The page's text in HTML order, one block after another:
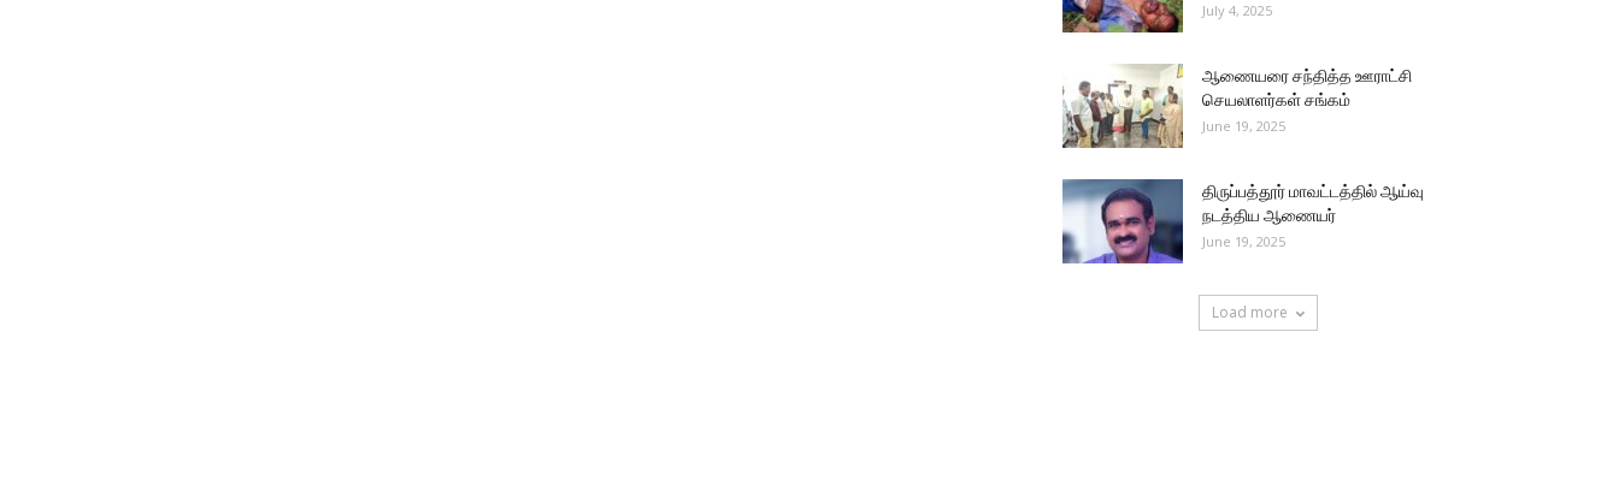
July 4, 2025
ஆணையரை சந்தித்த ஊராட்சி
செயலாளர்கள் சங்கம்
June 19, 2025
திருப்பத்தூர் மாவட்டத்தில் ஆய்வு
நடத்திய ஆணையர்
June 19, 2025
Load more